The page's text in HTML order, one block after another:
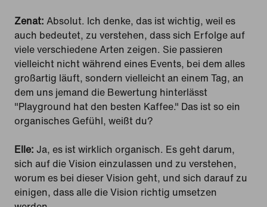
Zenat: Absolut. Ich denke, das ist wichtig, weil es
auch bedeutet, zu verstehen, dass sich Erfolge auf
viele verschiedene Arten zeigen. Sie passieren
vielleicht nicht während eines Events, bei dem alles
großartig läuft, sondern vielleicht an einem Tag, an
dem uns jemand die Bewertung hinterlässt
"Playground hat den besten Kaffee." Das ist so ein
organisches Gefühl, weißt du?
Elle: Ja, es ist wirklich organisch. Es geht darum,
sich auf die Vision einzulassen und zu verstehen,
worum es bei dieser Vision geht, und sich darauf zu
einigen, dass alle die Vision richtig umsetzen